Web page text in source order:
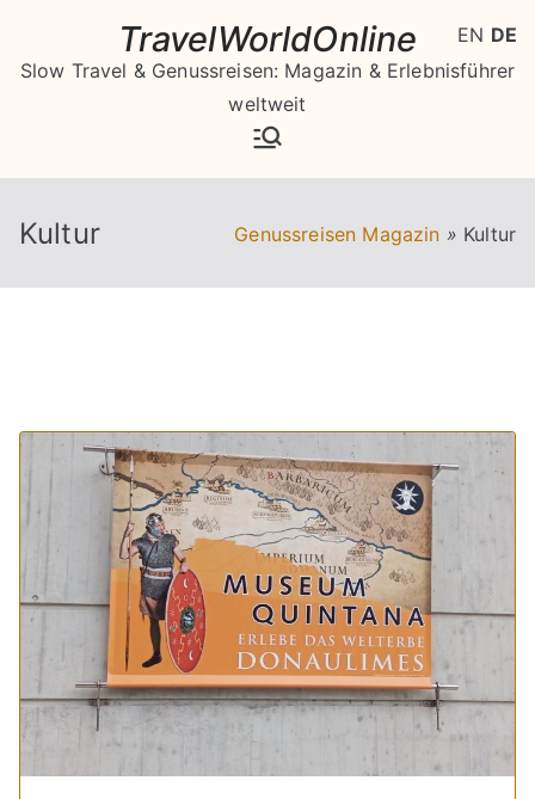
springen
TravelWorldOnline
Slow Travel & Genussreisen: Magazin & Erlebnisführer
weltweit
Kultur Genussreisen Magazin » Kultur
EN DE